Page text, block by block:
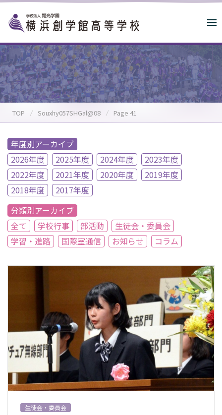
p
t
o
c
o
n
TOP Souxhy057SHGal@08 Page 41
年度別アーカイブ
2026年度
2025年度 2024年度
2023年度
2022年度
2021年度 2020年度
2019年度
2018年度
2017年度
分類別アーカイブ
全て
学校行事 部活動
生徒会・委員会
学習・進路
国際室通信 お知らせ コラム
生徒会・委員会